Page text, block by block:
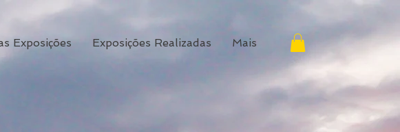
Exposições Exposições Realizadas Mais